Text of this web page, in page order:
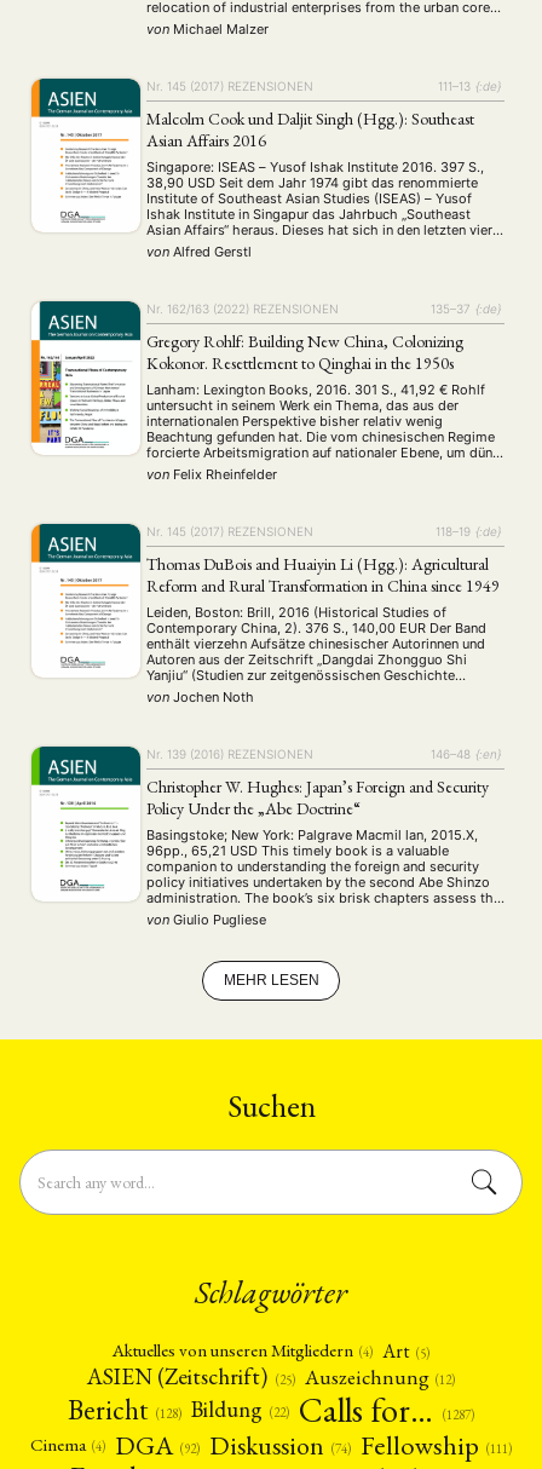
NEWS ASIEN
ANGEBOTE
ANTRAG AUF EINEN SMALL GRANT DER DGA
MITGLIEDSCHAFT
Aktuelles von unseren Mitgliedern (4) Art (5) ASIEN (Zeitschrift) (25)
Auszeichnung (12) Bericht (128)
Geografie (2)
Hybrid Kultur (27) Kunst (4) Lecture (94) Literatur (261)
Medien (24) Migration (39) Nationalism (6) Online (235)
Philosophie (12) Politik (417) Politikwissenschaften (13) Praktikum
Präsentation (13) Programm (5) Publikation (23) Recht (20)
Religion (75) Sozialwissenschaften (4) Sprache (36) Sprachkurse
Stellenausschreibung (661) Stipendium (53) Studium (21)
Summer School (10) Symposium (32) Tagung (500) Tourismus (14)
Veranstaltung (788)
MITGLIEDSCHAFT
MITGLIEDERBEREICH KONTAKT SPENDEN SIE JETZT!
ENGLISH
relocation of industrial enterprises from the urban core
to the outskirts of the city. While studies on Chinese
urbanization largely tend to be …
von Michael Malzer
Nr. 145 (2017) REZENSIONEN 111–13 {:de}
Malcolm Cook und Daljit Singh (Hgg.): Southeast
Asian Affairs 2016
Singapore: ISEAS – Yusof Ishak Institute 2016. 397 S.,
38,90 USD Seit dem Jahr 1974 gibt das renommierte
Institute of Southeast Asian Studies (ISEAS) – Yusof
Ishak Institute in Singapur das Jahrbuch „Southeast
Asian Affairs“ heraus. Dieses hat sich in den letzten vier
Jahrzehnten zu einer ebenso verlässlichen wie
wertvollen Quelle für alle an den …
von Alfred Gerstl
Nr. 162/163 (2022) REZENSIONEN 135–37 {:de}
Gregory Rohlf: Building New China, Colonizing
Kokonor. Resettlement to Qinghai in the 1950s
Lanham: Lexington Books, 2016. 301 S., 41,92 € Rohlf
untersucht in seinem Werk ein Thema, das aus der
internationalen Perspektive bisher relativ wenig
Beachtung gefunden hat. Die vom chinesischen Regime
forcierte Arbeitsmigration auf nationaler Ebene, um dünn
besiedelte Randgebiete sozial und ökonomisch an die
Kerngebiete anzugleichen, wurde bisher ebenfalls
von Felix Rheinfelder
Nr. 145 (2017) REZENSIONEN 118–19 {:de}
Thomas DuBois and Huaiyin Li (Hgg.): Agricultural
Reform and Rural Transformation in China since 1949
Leiden, Boston: Brill, 2016 (Historical Studies of
Contemporary China, 2). 376 S., 140,00 EUR Der Band
enthält vierzehn Aufsätze chinesischer Autorinnen und
Autoren aus der Zeitschrift „Dangdai Zhongguo Shi
Yanjiu“ (Studien zur zeitgenössischen Geschichte
Chinas). Leider fehlen die Erscheinungsdaten der Artikel,
aber vermutlich wurden die meisten während der letzten
von Jochen Noth
Nr. 139 (2016) REZENSIONEN 146–48 {:en}
Christopher W. Hughes: Japan’s Foreign and Security
Policy Under the „Abe Doctrine“
Basingstoke; New York: Palgrave Macmil­ lan, 2015.X,
96pp., 65,21 USD This timely book is a valuable
companion to understanding the foreign and security
policy initiatives undertaken by the second Abe Shinzo
administration. The book’s six brisk chapters assess the
origins, domestic impact, and international ramifications
of Abe’s security and diplomatic revolution. In addition,
von Giulio Pugliese
MEHR LESEN
Suchen
Schlagwörter
Aktuelles von unseren Mitgliedern (4) Art (5)
ASIEN (Zeitschrift) (25) Auszeichnung (12)
Bericht (128) Bildung (22) Calls for… (1287)
Cinema (4) DGA (92) Diskussion (74) Fellowship (111)